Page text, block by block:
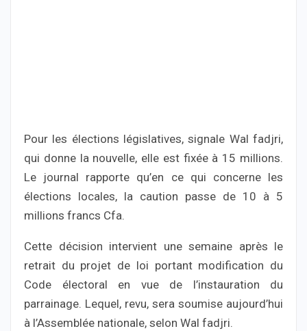
Pour les élections législatives, signale Wal fadjri,
qui donne la nouvelle, elle est fixée à 15 millions.
Le journal rapporte qu’en ce qui concerne les
élections locales, la caution passe de 10 à 5
millions francs Cfa.
Cette décision intervient une semaine après le
retrait du projet de loi portant modification du
Code électoral en vue de l’instauration du
parrainage. Lequel, revu, sera soumise aujourd’hui
à l’Assemblée nationale, selon Wal fadjri.